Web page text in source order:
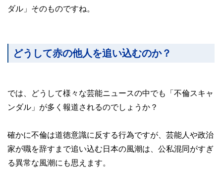
ダル」そのものですね。
どうして赤の他人を追い込むのか？
では、どうして様々な芸能ニュースの中でも「不倫スキャ
ンダル」が多く報道されるのでしょうか？
確かに不倫は道徳意識に反する行為ですが、芸能人や政治
家が職を辞すまで追い込む日本の風潮は、公私混同がすぎ
る異常な風潮にも思えます。